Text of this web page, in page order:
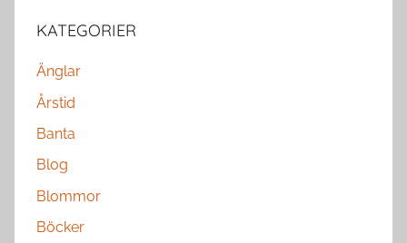
KATEGORIER
Änglar
Årstid
Banta
Blog
Blommor
Böcker